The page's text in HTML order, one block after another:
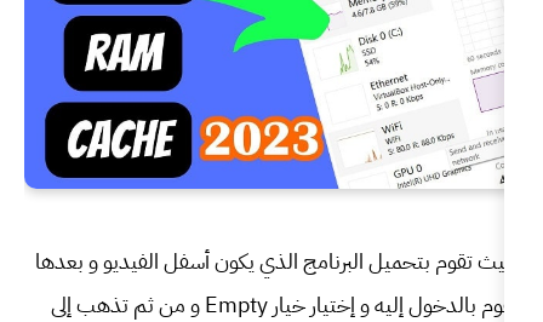
الذي يكون أسفل الفيديو و بعدها
تقوم بالدخول إليه و إختيار خيار Empty و من ثم تذهب إلى